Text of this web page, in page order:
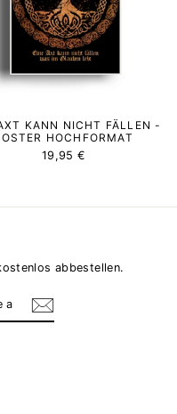
KANN NICHT FÄLLEN -
HOCHFORMAT
19,95 €
abbestellen.